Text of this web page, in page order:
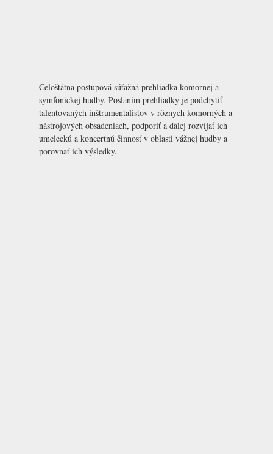
Celoštátna postupová súťažná prehliadka komornej a
symfonickej hudby. Poslaním prehliadky je podchytiť
talentovaných inštrumentalistov v rôznych komorných a
nástrojových obsadeniach, podporiť a ďalej rozvíjať ich
umeleckú a koncertnú činnosť v oblasti vážnej hudby a
porovnať ich výsledky.